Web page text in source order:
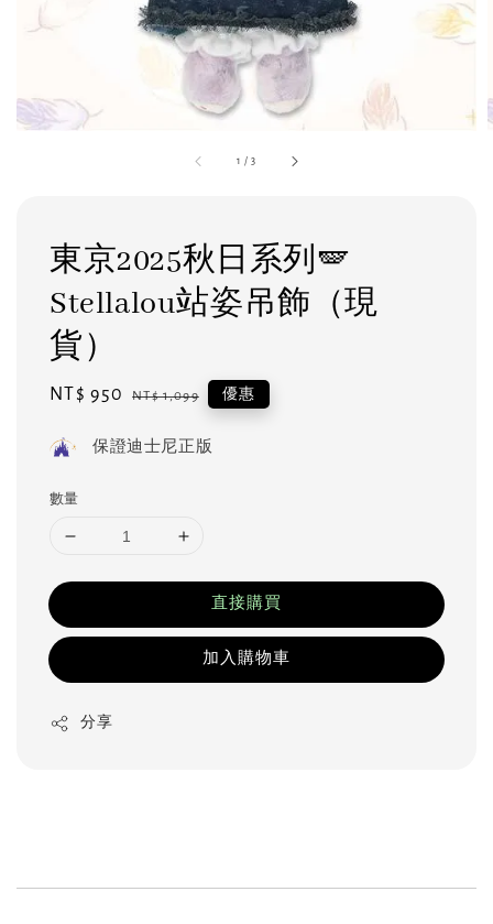
1 /3
東京2025秋日系列🪽
Stellalou站姿吊飾（現
貨）
Sale
NT$ 950 Regular
NT$ 1,099 優惠
保證迪士尼正版
數量
直接購買
加入購物車
分享